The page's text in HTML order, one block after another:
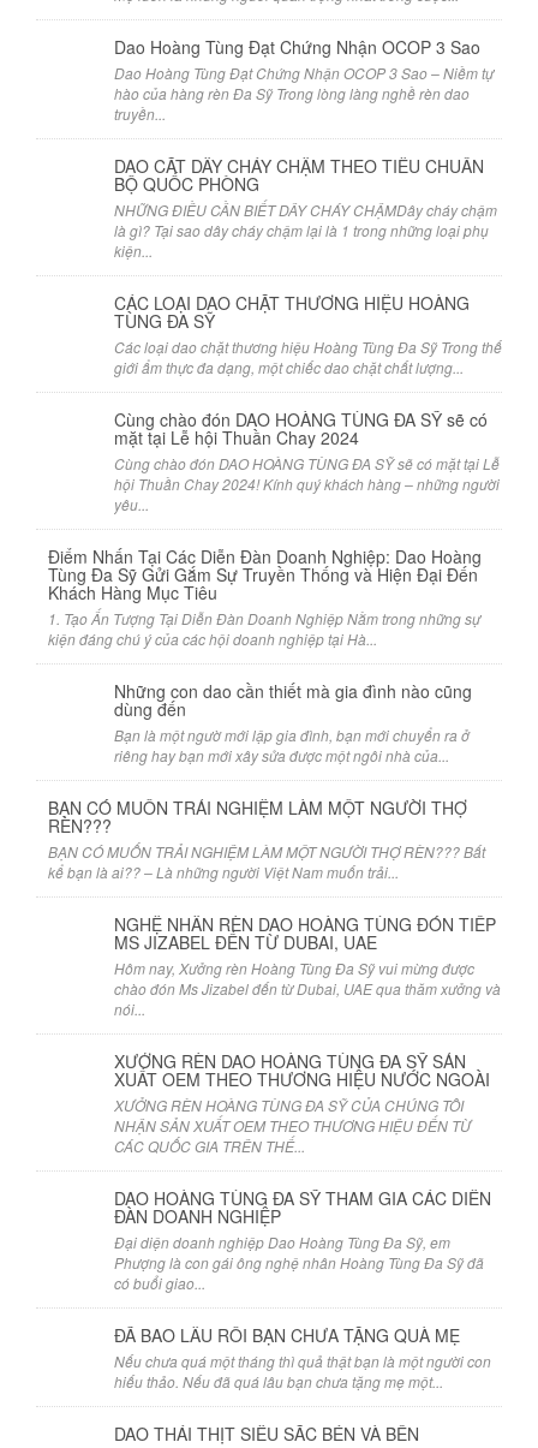
Dao Hoàng Tùng Đạt Chứng Nhận OCOP 3 Sao
Dao Hoàng Tùng Đạt Chứng Nhận OCOP 3 Sao – Niềm tự
hào của hàng rèn Đa Sỹ Trong lòng làng nghề rèn dao
truyền...
DAO CẮT DÂY CHÁY CHẬM THEO TIÊU CHUẨN
BỘ QUỐC PHÒNG
NHỮNG ĐIỀU CẦN BIẾT DÂY CHÁY CHẬMDây cháy chậm
là gì? Tại sao dây cháy chậm lại là 1 trong những loại phụ
kiện...
CÁC LOẠI DAO CHẶT THƯƠNG HIỆU HOÀNG
TÙNG ĐA SỸ
Các loại dao chặt thương hiệu Hoàng Tùng Đa Sỹ Trong thế
giới ẩm thực đa dạng, một chiếc dao chặt chất lượng...
Cùng chào đón DAO HOÀNG TÙNG ĐA SỸ sẽ có
mặt tại Lễ hội Thuần Chay 2024
Cùng chào đón DAO HOÀNG TÙNG ĐA SỸ sẽ có mặt tại Lễ
hội Thuần Chay 2024! Kính quý khách hàng – những người
yêu...
Điểm Nhấn Tại Các Diễn Đàn Doanh Nghiệp: Dao Hoàng
Tùng Đa Sỹ Gửi Gắm Sự Truyền Thống và Hiện Đại Đến
Khách Hàng Mục Tiêu
1. Tạo Ấn Tượng Tại Diễn Đàn Doanh Nghiệp Nằm trong những sự
kiện đáng chú ý của các hội doanh nghiệp tại Hà...
Những con dao cần thiết mà gia đình nào cũng
dùng đến
Bạn là một ngườ mới lập gia đình, bạn mới chuyển ra ở
riêng hay bạn mới xây sửa được một ngôi nhà của...
BẠN CÓ MUỐN TRẢI NGHIỆM LÀM MỘT NGƯỜI THỢ
RÈN???
BẠN CÓ MUỐN TRẢI NGHIỆM LÀM MỘT NGƯỜI THỢ RÈN??? Bất
kể bạn là ai?? – Là những người Việt Nam muốn trải...
NGHỆ NHÂN RÈN DAO HOÀNG TÙNG ĐÓN TIẾP
MS JIZABEL ĐẾN TỪ DUBAI, UAE
Hôm nay, Xưởng rèn Hoàng Tùng Đa Sỹ vui mừng được
chào đón Ms Jizabel đến từ Dubai, UAE qua thăm xưởng và
nói...
XƯỞNG RÈN DAO HOÀNG TÙNG ĐA SỸ SẢN
XUẤT OEM THEO THƯƠNG HIỆU NƯỚC NGOÀI
XƯỞNG RÈN HOÀNG TÙNG ĐA SỸ CỦA CHÚNG TÔI
NHẬN SẢN XUẤT OEM THEO THƯƠNG HIỆU ĐẾN TỪ
CÁC QUỐC GIA TRÊN THẾ...
DAO HOÀNG TÙNG ĐA SỸ THAM GIA CÁC DIỄN
ĐÀN DOANH NGHIỆP
Đại diện doanh nghiệp Dao Hoàng Tùng Đa Sỹ, em
Phượng là con gái ông nghệ nhân Hoàng Tùng Đa Sỹ đã
có buổi giao...
ĐÃ BAO LÂU RỒI BẠN CHƯA TẶNG QUÀ MẸ
Nếu chưa quá một tháng thì quả thật bạn là một người con
hiếu thảo. Nếu đã quá lâu bạn chưa tặng mẹ một...
DAO THÁI THỊT SIÊU SẮC BÉN VÀ BỀN